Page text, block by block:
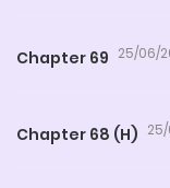
Chapter 69 25/06/
Chapter 68 (H)